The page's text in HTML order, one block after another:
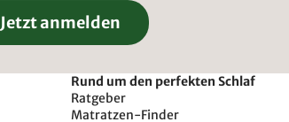
Jetzt anmelden
Rund um den perfekten Schlaf
Ratgeber
Matratzen-Finder